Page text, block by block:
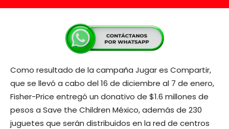
Como resultado de la campaña Jugar es Compartir,
que se llevó a cabo del 16 de diciembre al 7 de enero,
Fisher-Price entregó un donativo de $1.6 millones de
pesos a Save the Children México, además de 230
juguetes que serán distribuidos en la red de centros